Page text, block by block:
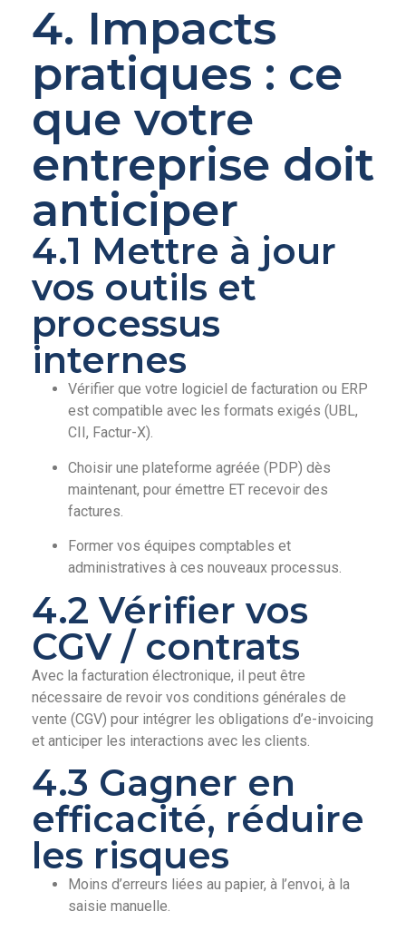
4. Impacts
pratiques : ce
que votre
entreprise doit
anticiper
4.1 Mettre à jour
vos outils et
processus
internes
Vérifier que votre logiciel de facturation ou ERP
est compatible avec les formats exigés (UBL,
CII, Factur-X).
Choisir une plateforme agréée (PDP) dès
maintenant, pour émettre ET recevoir des
factures.
Former vos équipes comptables et
administratives à ces nouveaux processus.
4.2 Vérifier vos
CGV / contrats
Avec la facturation électronique, il peut être
nécessaire de revoir vos conditions générales de
vente (CGV) pour intégrer les obligations d’e-invoicing
et anticiper les interactions avec les clients.
4.3 Gagner en
efficacité, réduire
les risques
Moins d’erreurs liées au papier, à l’envoi, à la
saisie manuelle.